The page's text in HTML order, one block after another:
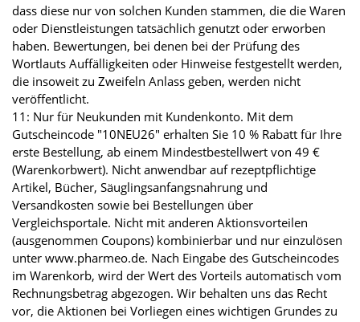
dass diese nur von solchen Kunden stammen, die die Waren
oder Dienstleistungen tatsächlich genutzt oder erworben
haben. Bewertungen, bei denen bei der Prüfung des
Wortlauts Auffälligkeiten oder Hinweise festgestellt werden,
die insoweit zu Zweifeln Anlass geben, werden nicht
veröffentlicht.
11: Nur für Neukunden mit Kundenkonto. Mit dem
Gutscheincode "10NEU26" erhalten Sie 10 % Rabatt für Ihre
erste Bestellung, ab einem Mindestbestellwert von 49 €
(Warenkorbwert). Nicht anwendbar auf rezeptpflichtige
Artikel, Bücher, Säuglingsanfangsnahrung und
Versandkosten sowie bei Bestellungen über
Vergleichsportale. Nicht mit anderen Aktionsvorteilen
(ausgenommen Coupons) kombinierbar und nur einzulösen
unter www.pharmeo.de. Nach Eingabe des Gutscheincodes
im Warenkorb, wird der Wert des Vorteils automatisch vom
Rechnungsbetrag abgezogen. Wir behalten uns das Recht
vor, die Aktionen bei Vorliegen eines wichtigen Grundes zu